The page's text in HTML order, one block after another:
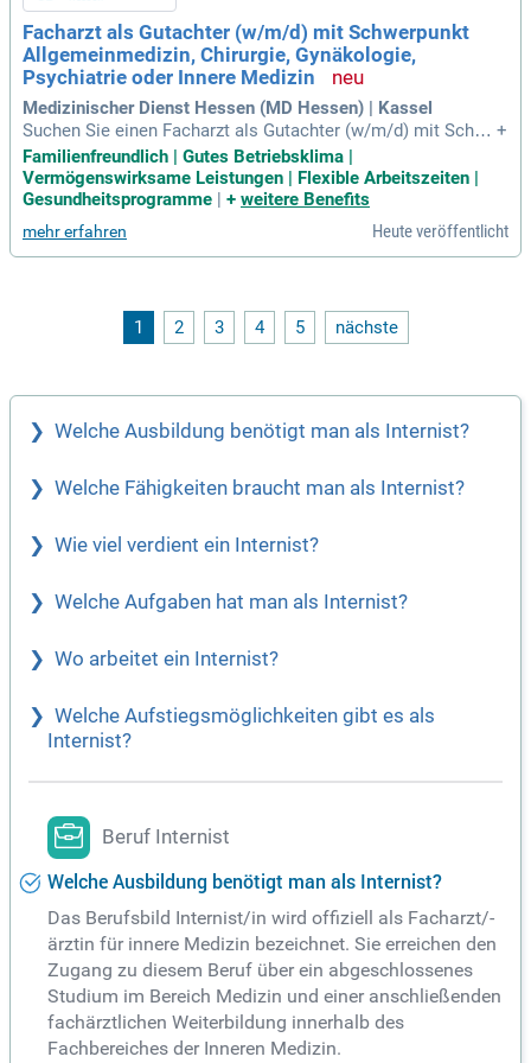
Werden Sie Teil eines motivierten Teams aus rund 20 Ärzten
an 8 Standorten! Freuen Sie sich auf eine angenehme Arbeit
satmosphäre und fachlichen Austausch.
Facharzt als Gutachter (w/m/d) mit Schwerpunkt
Allgemeinmedizin, Chirurgie, Gynäkologie,
Psychiatrie oder Innere Medizin
Medizinischer Dienst Hessen (MD Hessen) | Kassel
Suchen Sie einen Facharzt als Gutachter (w/m/d) mit Schwe
rpunkt in Allgemeinmedizin, Chirurgie, Psychiatrie oder Inner
e Medizin? Werden Sie Teil eines motivierten Teams, das di
e Zukunft des Gesundheitswesens aktiv mitgestaltet. In die
ser verantwortungsvollen Position erstellen Sie Gutachten z
u Themen wie Arbeitsunfähigkeit und Rehabilitationsleistun
gen. Ihr medizinisches Wissen ist bei Aktenlagen und körpe
e Fachgebiete einzuarbeiten. Voraussetzung ist eine abgesc
hlossene Facharztweiterbildung in den genannten medizinis
+
Familienfreundlich | Gutes Betriebsklima |
Vermögenswirksame Leistungen | Flexible Arbeitszeiten |
Gesundheitsprogramme | + weitere Benefits
mehr erfahren Heute veröffentlicht
1 2 3 4 5 nächste
Welche Ausbildung benötigt man als Internist?
Welche Fähigkeiten braucht man als Internist?
Wie viel verdient ein Internist?
Welche Aufgaben hat man als Internist?
Wo arbeitet ein Internist?
Welche Aufstiegsmöglichkeiten gibt es als
Internist?
Beruf Internist
Welche Ausbildung benötigt man als Internist?
Das Berufsbild Internist/in wird offiziell als Facharzt/-
ärztin für innere Medizin bezeichnet. Sie erreichen den
Zugang zu diesem Beruf über ein abgeschlossenes
Studium im Bereich Medizin und einer anschließenden
fachärztlichen Weiterbildung innerhalb des
Fachbereiches der Inneren Medizin.